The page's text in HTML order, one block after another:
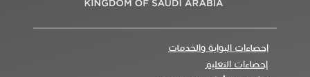
احصاءات البوابة والخدمات
إحصاءات التعليم